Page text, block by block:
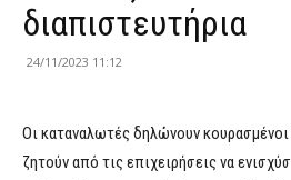
διαπιστευτήρια
24/11/2023 11:12
Οι καταναλωτές δηλώνουν
ζητούν από τις επιχειρήσεις να